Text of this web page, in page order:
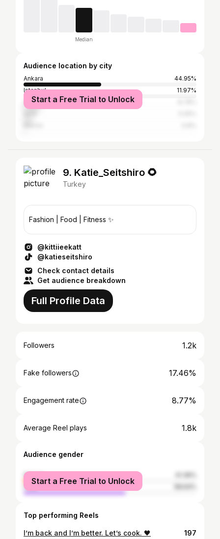
Median
Audience location by city
Ankara
44.95%
Istanbul
11.97%
Antalya
Start a Free Trial to Unlock
9. Katie_Seitshiro 🌻
Turkey
Fashion | Food | Fitness ✨
@kittiieekatt
@katieseitshiro
Check contact details
Get audience breakdown
Full Profile Data
Followers 1.2k
Fake followers 17.46%
Engagement rate 8.77%
Average Reel plays 1.8k
Audience gender
female
male
Start a Free Trial to Unlock
Top performing Reels
I’m back and I’m better. Let’s cook. 🖤 197